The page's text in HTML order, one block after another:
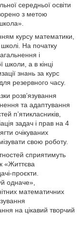
середньої освіти
з метою
курсу математики,
На початку
і
школи, а в кінці
знань за курс
резервного часу.
розв’язування
та адаптування
п’ятикласників,
задач і прав на 4
очікуваних
свою роботу.
сприятимуть
«Життєва
проєкти.
одначе»,
математичних
на цікавий творчий